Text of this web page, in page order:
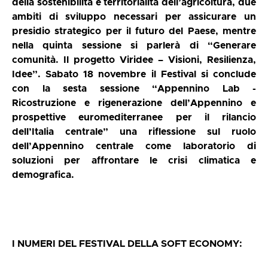
della sostenibilità e territorialità dell’agricoltura, due
ambiti di sviluppo necessari per assicurare un
presidio strategico per il futuro del Paese, mentre
nella quinta sessione si parlerà di “Generare
comunità. Il progetto Viridee – Visioni, Resilienza,
Idee”. Sabato 18 novembre il Festival si conclude
con la sesta sessione “Appennino Lab -
Ricostruzione e rigenerazione dell’Appennino e
prospettive euromediterranee per il rilancio
dell’Italia centrale” una riflessione sul ruolo
dell’Appennino centrale come laboratorio di
soluzioni per affrontare le crisi climatica e
demografica.
I NUMERI DEL FESTIVAL DELLA SOFT ECONOMY: